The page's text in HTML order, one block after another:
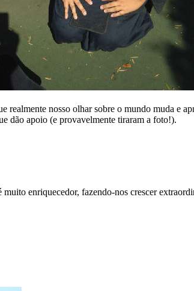
nosso olhar sobre o mundo muda e
dão apoio (e provavelmente tiraram a foto!).
enriquecedor, fazendo-nos crescer